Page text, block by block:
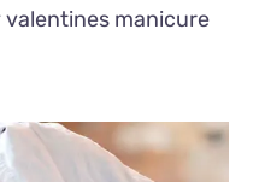
valentines manicure